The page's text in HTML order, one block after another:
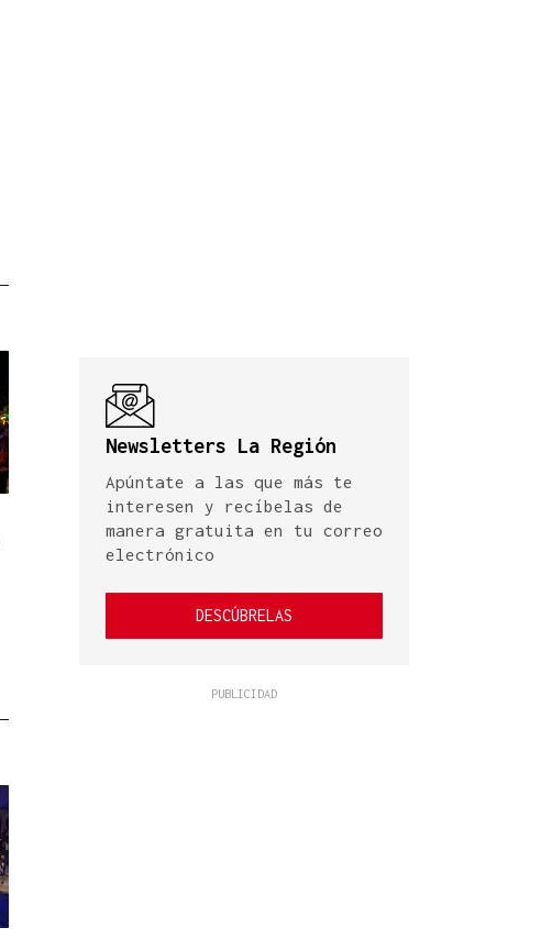
Newsletters La Región
Apúntate a las que más te
interesen y recíbelas de
manera gratuita en tu correo
electrónico
DESCÚBRELAS